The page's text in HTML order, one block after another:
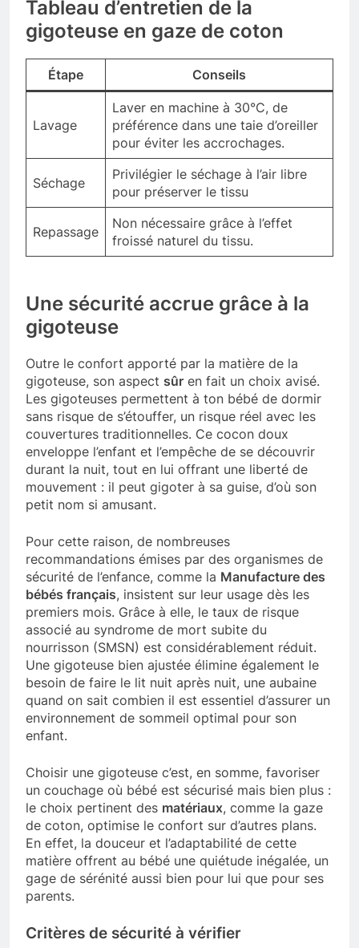
Tableau d’entretien de la
gigoteuse en gaze de coton
Étape Conseils
Lavage
Laver en machine à 30°C, de
préférence dans une taie d’oreiller
pour éviter les accrochages.
Séchage
Privilégier le séchage à l’air libre
pour préserver le tissu
Repassage
Non nécessaire grâce à l’effet
froissé naturel du tissu.
Une sécurité accrue grâce à la
gigoteuse
Outre le confort apporté par la matière de la
gigoteuse, son aspect sûr en fait un choix avisé.
Les gigoteuses permettent à ton bébé de dormir
sans risque de s’étouffer, un risque réel avec les
couvertures traditionnelles. Ce cocon doux
enveloppe l’enfant et l’empêche de se découvrir
durant la nuit, tout en lui offrant une liberté de
mouvement : il peut gigoter à sa guise, d’où son
petit nom si amusant.
Pour cette raison, de nombreuses
recommandations émises par des organismes de
sécurité de l’enfance, comme la Manufacture des
bébés français, insistent sur leur usage dès les
premiers mois. Grâce à elle, le taux de risque
associé au syndrome de mort subite du
nourrisson (SMSN) est considérablement réduit.
Une gigoteuse bien ajustée élimine également le
besoin de faire le lit nuit après nuit, une aubaine
quand on sait combien il est essentiel d’assurer un
environnement de sommeil optimal pour son
enfant.
Choisir une gigoteuse c’est, en somme, favoriser
un couchage où bébé est sécurisé mais bien plus :
le choix pertinent des matériaux, comme la gaze
de coton, optimise le confort sur d’autres plans.
En effet, la douceur et l’adaptabilité de cette
matière offrent au bébé une quiétude inégalée, un
gage de sérénité aussi bien pour lui que pour ses
parents.
Critères de sécurité à vérifier